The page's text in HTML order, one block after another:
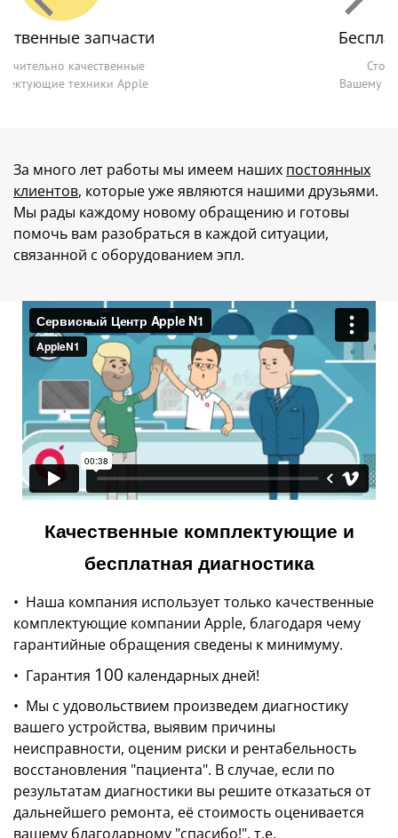
Бесплатная диагностика
Стоимость оценивается
Вашему благодарному "Cпасибо!"
За много лет работы мы имеем наших постоянных
клиентов, которые уже являются нашими друзьями.
Мы рады каждому новому обращению и готовы
помочь вам разобраться в каждой ситуации,
связанной с оборудованием эпл.
Качественные комплектующие и
бесплатная диагностика
• Наша компания использует только качественные
комплектующие компании Apple, благодаря чему
гарантийные обращения сведены к минимуму.
• Гарантия 100 календарных дней!
• Мы с удовольствием произведем диагностику
вашего устройства, выявим причины
неисправности, оценим риски и рентабельность
восстановления "пациента". В случае, если по
результатам диагностики вы решите отказаться от
дальнейшего ремонта, еë стоимость оценивается
вашему благодарному "спасибо!", т.е.